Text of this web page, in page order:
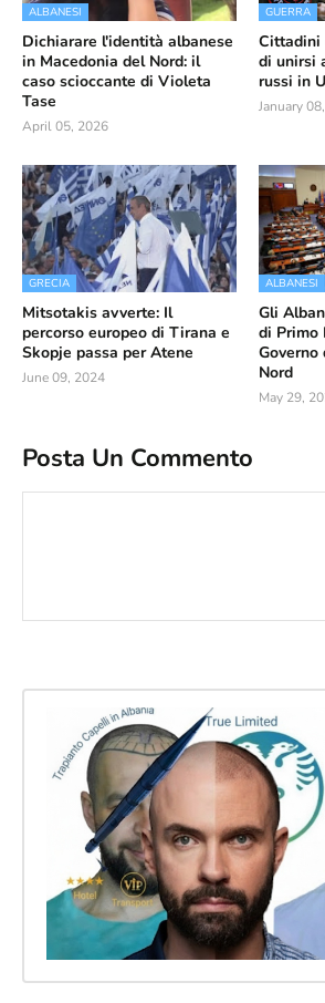
ALBANESI
Dichiarare l'identità albanese
in Macedonia del Nord: il
caso scioccante di Violeta
Tase
April 05, 2026
GUERRA
Cittadini
di unirsi
russi in
January
GRECIA
Mitsotakis avverte: Il
percorso europeo di Tirana e
Skopje passa per Atene
June 09, 2024
ALBANESI
Gli
di Primo
Governo
Nord
May 29,
Posta Un Commento